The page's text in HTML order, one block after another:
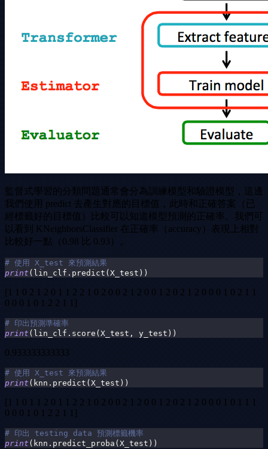
監督式學習的分類問題通常會分為訓練模型和驗證模型，這邊
我們使用 predict 去產生對應的目標值，此時和正確答案（已
經標籤好的目標值）比較可以知道模型預測的正確率。我們可
以看到 KNeighborsClassifier 在正確率（accuracy）表現上相對
比較好一點（0.98 比 0.93）。
# 使用 X_test 來預測結果
print ( lin_clf . predict ( X_test ) )
[1 1 0 2 1 2 0 1 1 2 2 1 0 2 0 0 2 1 2 0 0 1 2 0 2 1 2 0 0 0 1 0 2 1 1
0 0 0 1 0 1 2 2 1 1]
# 印出預測準確率
print ( lin_clf . score ( X_test , y_test ) )
0.933333333333
# 使用 X_test 來預測結果
print ( knn . predict ( X_test ) )
[1 1 0 1 1 2 0 1 1 2 2 1 0 2 0 0 2 1 2 0 0 1 2 0 2 1 2 0 0 0 1 0 1 1 1
0 0 0 1 0 1 2 2 1 1]
# 印出 testing data 預測標籤機率
print ( knn . predict_proba ( X_test ) )